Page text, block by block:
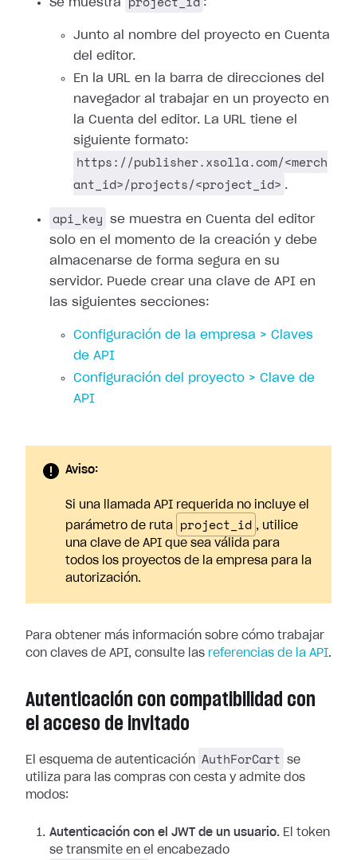
Se muestra :
Junto al nombre del proyecto en Cuenta
del editor.
En la URL en la barra de direcciones del
navegador al trabajar en un proyecto en
la Cuenta del editor. La URL tiene el
siguiente formato:
https://publisher.xsolla.com/<merch
ant_id>/projects/<project_id> .
api_key
se muestra en Cuenta del editor
solo en el momento de la creación y debe
almacenarse de forma segura en su
servidor. Puede crear una clave de API en
las siguientes secciones:
Configuración de la empresa > Claves
de API
Configuración del proyecto > Clave de
API
Aviso:
Si una llamada API requerida no incluye el
parámetro de ruta
project_id , utilice
una clave de API que sea válida para
todos los proyectos de la empresa para la
autorización.
Para obtener más información sobre cómo trabajar
con claves de API, consulte las referencias de la API.
Autenticación con compatibilidad con
el acceso de invitado
El esquema de autenticación AuthForCart
se
utiliza para las compras con cesta y admite dos
modos:
Autenticación con el JWT de un usuario. El token
se transmite en el encabezado